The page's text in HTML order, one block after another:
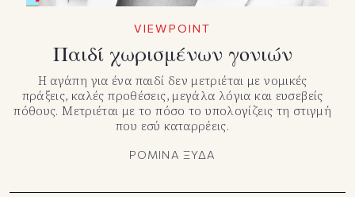
VIEWPOINT
Παιδί χωρισμένων γονιών
Η αγάπη για ένα παιδί δεν μετριέται με νομικές
πράξεις, καλές προθέσεις, μεγάλα λόγια και ευσεβείς
πόθους. Μετριέται με το πόσο το υπολογίζεις τη στιγμή
που εσύ καταρρέεις.
ΡΟΜΙΝΑ ΞΥΔΑ